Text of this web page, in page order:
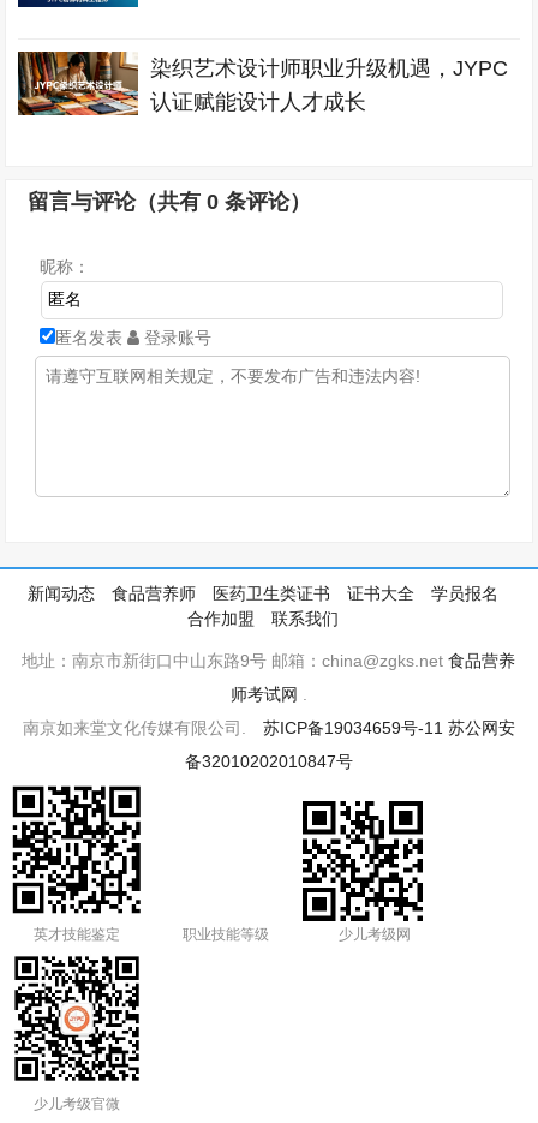
染织艺术设计师职业升级机遇，JYPC
认证赋能设计人才成长
留言与评论（共有0 条评论）
昵称：
匿名发表 登录账号
新闻动态 食品营养师 医药卫生类证书 证书大全
学员报名
合作加盟
联系我们
地址：南京市新街口中山东路9号 邮箱：china@zgks.net食品营养
师考试网
南京如来堂文化传媒有限公司. 苏ICP备19034659号-11 苏公网安
备32010202010847号
英才技能鉴定 职业技能等级 少儿考级网
少儿考级官微